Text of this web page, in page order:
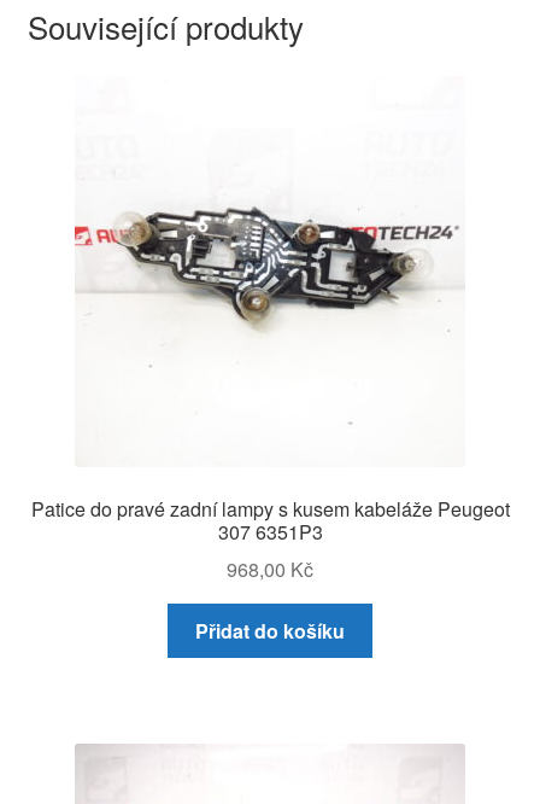
Související produkty
Patice do pravé zadní lampy s kusem kabeláže Peugeot
307 6351P3
968,00 Kč
Přidat do košíku